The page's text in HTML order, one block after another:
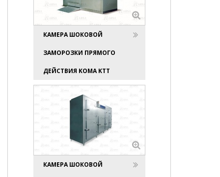
КАМЕРА ШОКОВОЙ
ЗАМОРОЗКИ ПРЯМОГО
ДЕЙСТВИЯ KOMA KTT
КАМЕРА ШОКОВОЙ